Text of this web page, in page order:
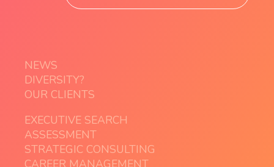
NEWS
DIVERSITY?
OUR CLIENTS
EXECUTIVE SEARCH
ASSESSMENT
STRATEGIC CONSULTING
CAREER MANAGEMENT